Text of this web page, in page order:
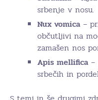
srbenje v nosu.
Nux vomica –
občutljivi na
zamašen nos
Apis mellifica –
srbečih in